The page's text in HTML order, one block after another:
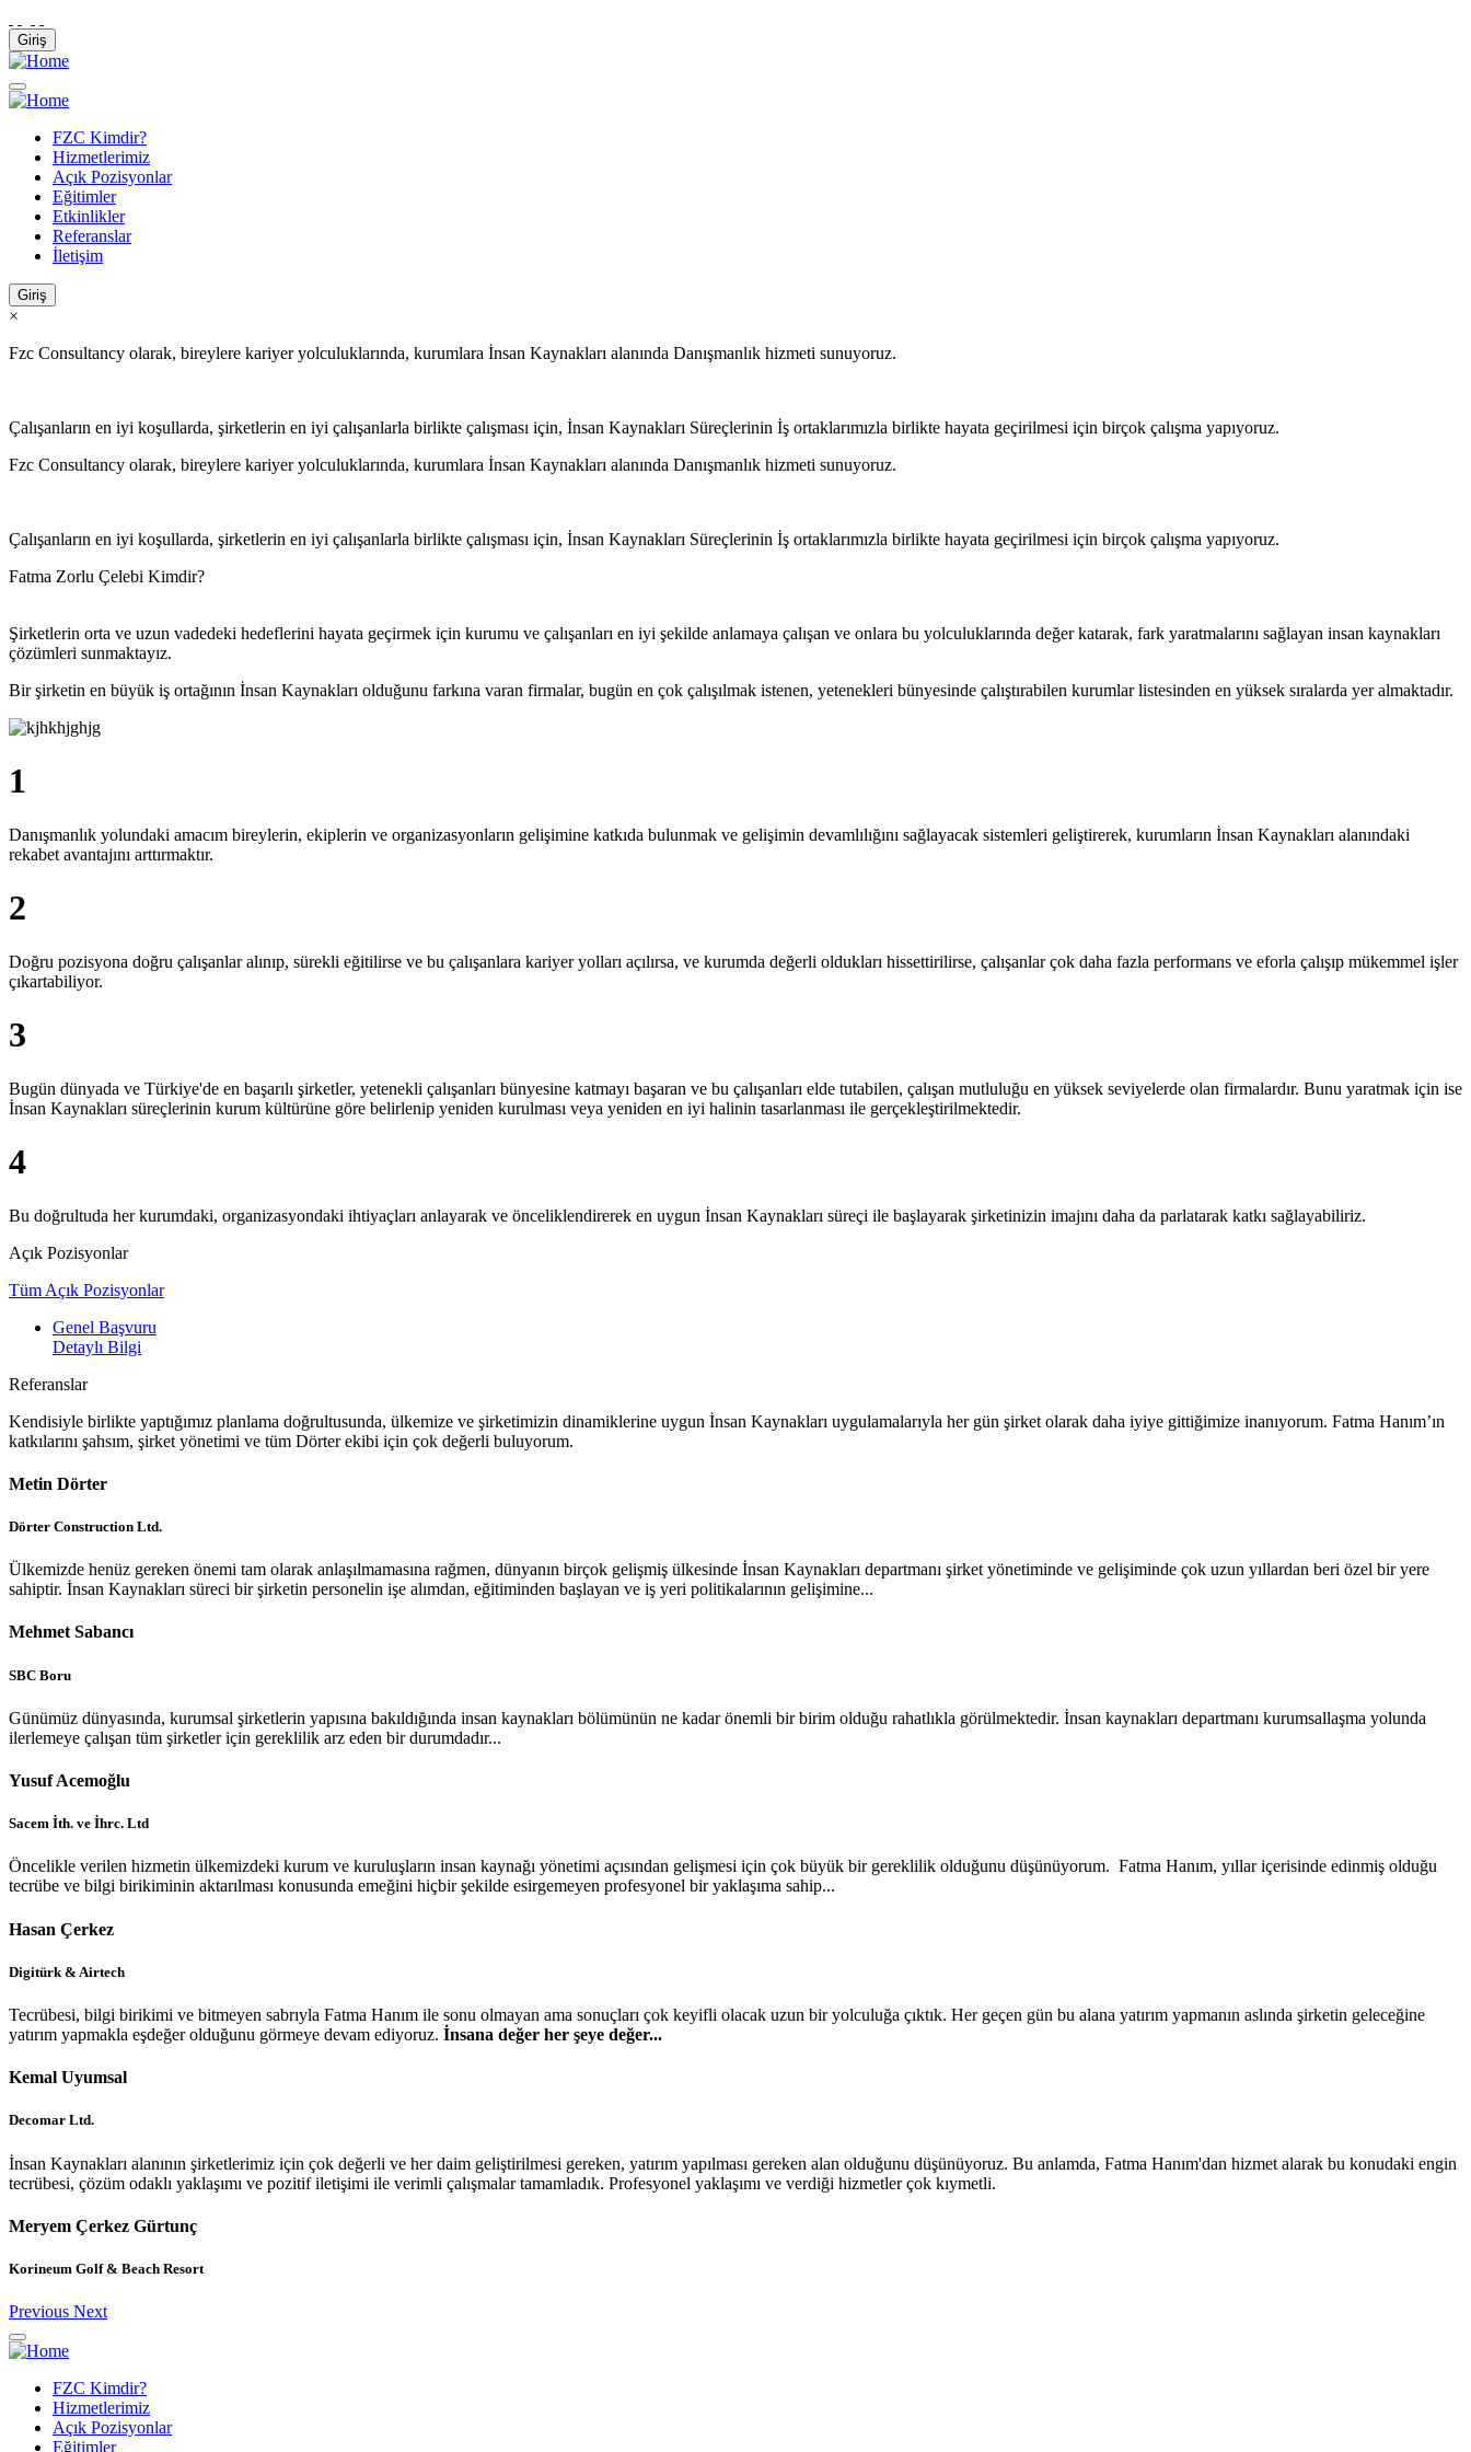
to
main
Giriş
Main
navigation
FZC Kimdir?
Hizmetlerimiz
Açık Pozisyonlar
Eğitimler
Etkinlikler
Referanslar
İletişim
Giriş
×
Fzc Consultancy olarak, bireylere kariyer yolculuklarında, kurumlara İnsan Kaynakları alanında Danışmanlık hizmeti sunuyoruz.
Çalışanların en iyi koşullarda, şirketlerin en iyi çalışanlarla birlikte çalışması için, İnsan Kaynakları Süreçlerinin İş ortaklarımızla birlikte hayata geçirilmesi için birçok çalışma yapıyoruz.
Fzc Consultancy olarak, bireylere kariyer yolculuklarında, kurumlara İnsan Kaynakları alanında Danışmanlık hizmeti sunuyoruz.
Çalışanların en iyi koşullarda, şirketlerin en iyi çalışanlarla birlikte çalışması için, İnsan Kaynakları Süreçlerinin İş ortaklarımızla birlikte hayata geçirilmesi için birçok çalışma yapıyoruz.
Fatma Zorlu Çelebi Kimdir?
Şirketlerin orta ve uzun vadedeki hedeflerini hayata geçirmek için kurumu ve çalışanları en iyi şekilde anlamaya çalışan ve onlara bu yolculuklarında değer katarak, fark yaratmalarını sağlayan insan kaynakları
çözümleri sunmaktayız.
Bir şirketin en büyük iş ortağının İnsan Kaynakları olduğunu farkına varan firmalar, bugün en çok çalışılmak istenen, yetenekleri bünyesinde çalıştırabilen kurumlar listesinden en yüksek sıralarda yer almaktadır.
1
Danışmanlık yolundaki amacım bireylerin, ekiplerin ve organizasyonların gelişimine katkıda bulunmak ve gelişimin devamlılığını sağlayacak sistemleri geliştirerek, kurumların İnsan Kaynakları alanındaki
rekabet avantajını arttırmaktır.
2
Doğru pozisyona doğru çalışanlar alınıp, sürekli eğitilirse ve bu çalışanlara kariyer yolları açılırsa, ve kurumda değerli oldukları hissettirilirse, çalışanlar çok daha fazla performans ve eforla çalışıp mükemmel işler
çıkartabiliyor.
3
Bugün dünyada ve Türkiye'de en başarılı şirketler, yetenekli çalışanları bünyesine katmayı başaran ve bu çalışanları elde tutabilen, çalışan mutluluğu en yüksek seviyelerde olan firmalardır. Bunu yaratmak için ise
İnsan Kaynakları süreçlerinin kurum kültürüne göre belirlenip yeniden kurulması veya yeniden en iyi halinin tasarlanması ile gerçekleştirilmektedir.
4
Bu doğrultuda her kurumdaki, organizasyondaki ihtiyaçları anlayarak ve önceliklendirerek en uygun İnsan Kaynakları süreçi ile başlayarak şirketinizin imajını daha da parlatarak katkı sağlayabiliriz.
Açık Pozisyonlar
Tüm Açık Pozisyonlar
Genel Başvuru
Detaylı Bilgi
Referanslar
Kendisiyle birlikte yaptığımız planlama doğrultusunda, ülkemize ve şirketimizin dinamiklerine uygun İnsan Kaynakları uygulamalarıyla her gün şirket olarak daha iyiye gittiğimize inanıyorum. Fatma Hanım’ın
katkılarını şahsım, şirket yönetimi ve tüm Dörter ekibi için çok değerli buluyorum.
Metin Dörter
Dörter Construction Ltd.
Ülkemizde henüz gereken önemi tam olarak anlaşılmamasına rağmen, dünyanın birçok gelişmiş ülkesinde İnsan Kaynakları departmanı şirket yönetiminde ve gelişiminde çok uzun yıllardan beri özel bir yere
sahiptir. İnsan Kaynakları süreci bir şirketin personelin işe alımdan, eğitiminden başlayan ve iş yeri politikalarının gelişimine...
Mehmet Sabancı
SBC Boru
Günümüz dünyasında, kurumsal şirketlerin yapısına bakıldığında insan kaynakları bölümünün ne kadar önemli bir birim olduğu rahatlıkla görülmektedir. İnsan kaynakları departmanı kurumsallaşma yolunda
ilerlemeye çalışan tüm şirketler için gereklilik arz eden bir durumdadır...
Yusuf Acemoğlu
Sacem İth. ve İhrc. Ltd
Öncelikle verilen hizmetin ülkemizdeki kurum ve kuruluşların insan kaynağı yönetimi açısından gelişmesi için çok büyük bir gereklilik olduğunu düşünüyorum. Fatma Hanım, yıllar içerisinde edinmiş olduğu
tecrübe ve bilgi birikiminin aktarılması konusunda emeğini hiçbir şekilde esirgemeyen profesyonel bir yaklaşıma sahip...
Hasan Çerkez
Digitürk & Airtech
Tecrübesi, bilgi birikimi ve bitmeyen sabrıyla Fatma Hanım ile sonu olmayan ama sonuçları çok keyifli olacak uzun bir yolculuğa çıktık. Her geçen gün bu alana yatırım yapmanın aslında şirketin geleceğine
yatırım yapmakla eşdeğer olduğunu görmeye devam ediyoruz. İnsana değer her şeye değer...
Kemal Uyumsal
Decomar Ltd.
İnsan Kaynakları alanının şirketlerimiz için çok değerli ve her daim geliştirilmesi gereken, yatırım yapılması gereken alan olduğunu düşünüyoruz. Bu anlamda, Fatma Hanım'dan hizmet alarak bu konudaki engin
tecrübesi, çözüm odaklı yaklaşımı ve pozitif iletişimi ile verimli çalışmalar tamamladık. Profesyonel yaklaşımı ve verdiği hizmetler çok kıymetli.
Meryem Çerkez Gürtunç
Korineum Golf & Beach Resort
Previous Next
Main
navigation
FZC Kimdir?
Hizmetlerimiz
Açık Pozisyonlar
Eğitimler